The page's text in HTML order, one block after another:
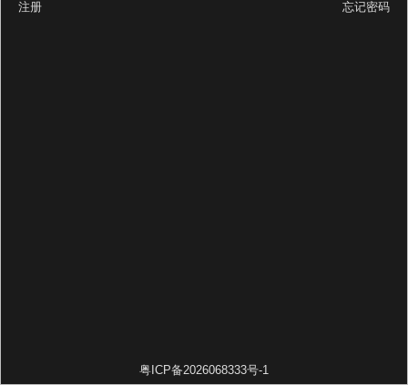
注册 忘记密码
粤ICP备2026068333号-1